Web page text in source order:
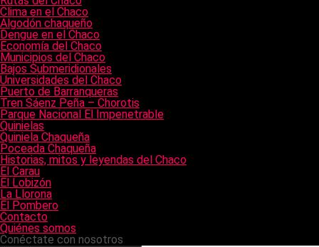
Clima en el Chaco
Algodón chaqueño
Dengue en el Chaco
Economía del Chaco
Municipios del Chaco
Bajos Submeridionales
Universidades del Chaco
Puerto de Barranqueras
Tren Sáenz Peña – Chorotis
Parque Nacional El Impenetrable
Quinielas
Quiniela Chaqueña
Poceada Chaqueña
Historias, mitos y leyendas del Chaco
El Carau
El Lobizón
La Llorona
El Pombero
Contacto
Quiénes somos
Conéctate con nosotros